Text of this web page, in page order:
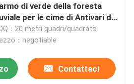
di verde della foresta
per le cime di Antivari del
della cucina
：20 metri quadri/quadrato
：negotiable
Contattaci